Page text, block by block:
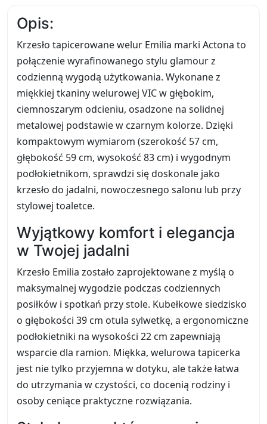
Opis:
Krzesło tapicerowane welur Emilia marki Actona to
połączenie wyrafinowanego stylu glamour z
codzienną wygodą użytkowania. Wykonane z
miękkiej tkaniny welurowej VIC w głębokim,
ciemnoszarym odcieniu, osadzone na solidnej
metalowej podstawie w czarnym kolorze. Dzięki
kompaktowym wymiarom (szerokość 57 cm,
głębokość 59 cm, wysokość 83 cm) i wygodnym
podłokietnikom, sprawdzi się doskonale jako
krzesło do jadalni, nowoczesnego salonu lub przy
stylowej toaletce.
Wyjątkowy komfort i elegancja
w Twojej jadalni
Krzesło Emilia zostało zaprojektowane z myślą o
maksymalnej wygodzie podczas codziennych
posiłków i spotkań przy stole. Kubełkowe siedzisko
o głębokości 39 cm otula sylwetkę, a ergonomiczne
podłokietniki na wysokości 22 cm zapewniają
wsparcie dla ramion. Miękka, welurowa tapicerka
jest nie tylko przyjemna w dotyku, ale także łatwa
do utrzymania w czystości, co docenią rodziny i
osoby ceniące praktyczne rozwiązania.